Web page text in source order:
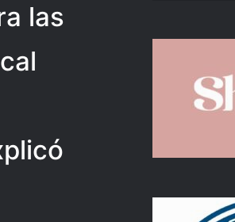
las